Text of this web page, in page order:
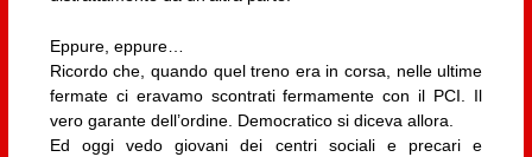
Eppure, eppure…
Ricordo che, quando quel treno era in corsa, nelle ultime
fermate ci eravamo scontrati fermamente con il PCI. Il
vero garante dell’ordine. Democratico si diceva allora.
Ed oggi vedo giovani dei centri sociali e precari e